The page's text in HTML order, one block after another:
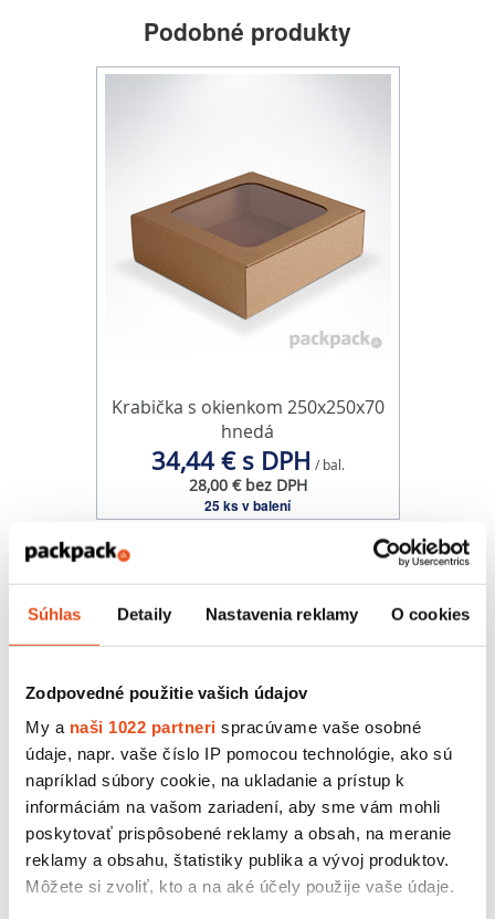
Súhlas Detaily Nastavenia reklamy O cookies
Zodpovedné použitie vašich údajov
My a naši 1022 partneri spracúvame vaše osobné
údaje, napr. vaše číslo IP pomocou technológie, ako sú
napríklad súbory cookie, na ukladanie a prístup k
informáciám na vašom zariadení, aby sme vám mohli
poskytovať prispôsobené reklamy a obsah, na meranie
reklamy a obsahu, štatistiky publika a vývoj produktov.
Môžete si zvoliť, kto a na aké účely použije vaše údaje.
Podobné produkty
Krabička s okienkom 250x250x70
hnedá
34,44 € s DPH / bal.
28,00 € bez DPH
25 ks v balení
Krabička s okienkom 150x100x35
14,76 € s DPH